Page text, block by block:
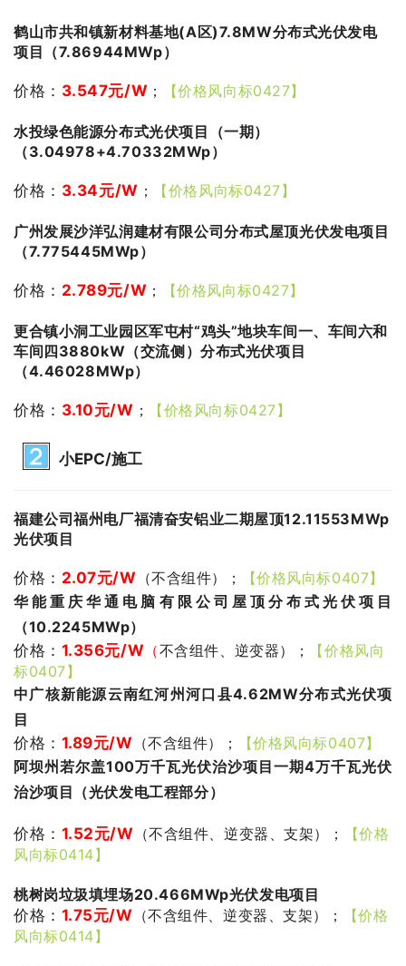
鹤山市共和镇新材料基地(A区)7.8MW分布式光伏发电
项目（7.86944MWp）
价格： 3.547元/W ； 【价格风向标0427】
水投绿色能源分布式光伏项目（一期）
（3.04978+4.70332MWp）
价格： 3.34元/W ； 【价格风向标0427】
广州发展沙洋弘润建材有限公司分布式屋顶光伏发电项目
（7.775445MWp）
价格： 2.789元/W ； 【价格风向标0427】
更合镇小洞工业园区军屯村“鸡头”地块车间一、车间六和
车间四3880kW（交流侧）分布式光伏项目
（4.46028MWp）
价格： 3.10元/W ； 【价格风向标0427】
小EPC/施工
福建公司福州电厂福清奋安铝业二期屋顶12.11553MWp
光伏项目
价格： 2.07元/W （不含组件）；
【价格风向标0407】
华能重庆华通电脑有限公司屋顶分布式光伏项目
（10.2245MWp）
价格： 1.356元/W （不含组件、逆变器）；
【价格风向
标0407】
中广核新能源云南红河州河口县4.62MW分布式光伏项
目
价格： 1.89元/W （不含组件）；
【价格风向标0407】
阿坝州若尔盖100万千瓦光伏治沙项目一期4万千瓦光伏
治沙项目（光伏发电工程部分）
价格： 1.52元/W （不含组件、逆变器、支架）；
【价格
风向标0414】
桃树岗垃圾填埋场20.466MWp光伏发电项目
价格： 1.75元/W （不含组件、逆变器、支架）；
【价格
风向标0414】